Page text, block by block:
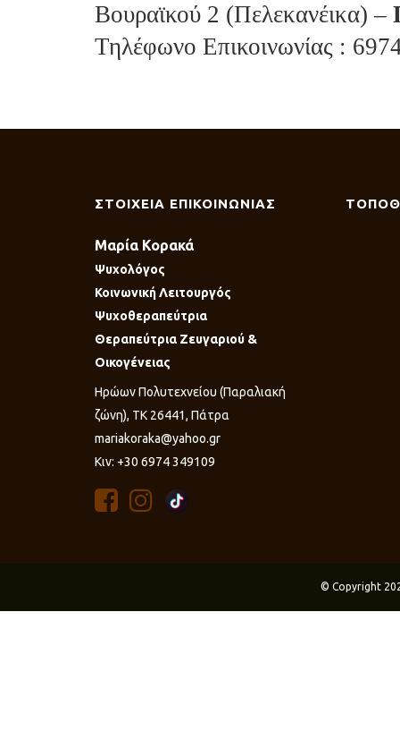
Βουραϊκού 2 (Πελεκανέικα) –
Τηλέφωνο Επικοινωνίας :
ΣΤΟΙΧΕΙΑ ΕΠΙΚΟΙΝΩΝΙΑΣ
Μαρία Κορακά
Ψυχολόγος
Κοινωνική Λειτουργός
Ψυχοθεραπεύτρια
Θεραπεύτρια Ζευγαριού &
Οικογένειας
Ηρώων Πολυτεχνείου (Παραλιακή
ζώνη), ΤΚ 26441, Πάτρα
mariakoraka@yahoo.gr
Κιν: +30 6974 349109
© Copyright